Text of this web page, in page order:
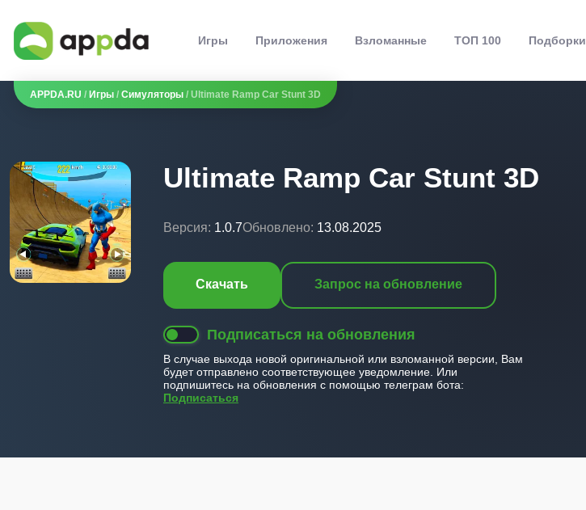
Игры Приложения Взломанные ТОП 100 Подборки
APPDA.RU / Игры / Симуляторы / Ultimate Ramp Car Stunt 3D
Ultimate Ramp Car Stunt 3D
Версия: 1.0.7Обновлено: 13.08.2025
Скачать Запрос на обновление
Подписаться на обновления
В случае выхода новой оригинальной или взломанной версии, Вам
будет отправлено соответствующее уведомление. Или
подпишитесь на обновления с помощью телеграм бота:
Подписаться